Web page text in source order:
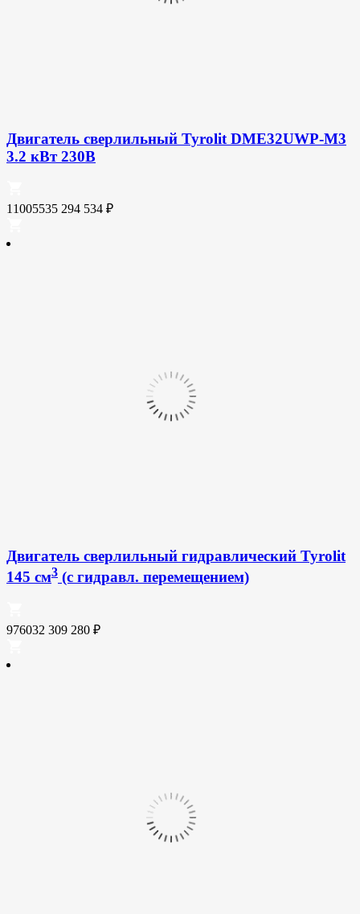
Двигатель сверлильный Tyrolit DME32UWP-M3
3.2 кВт 230В
11005535 294 534 ₽
Двигатель сверлильный гидравлический Tyrolit
145 см3 (с гидравл. перемещением)
976032 309 280 ₽